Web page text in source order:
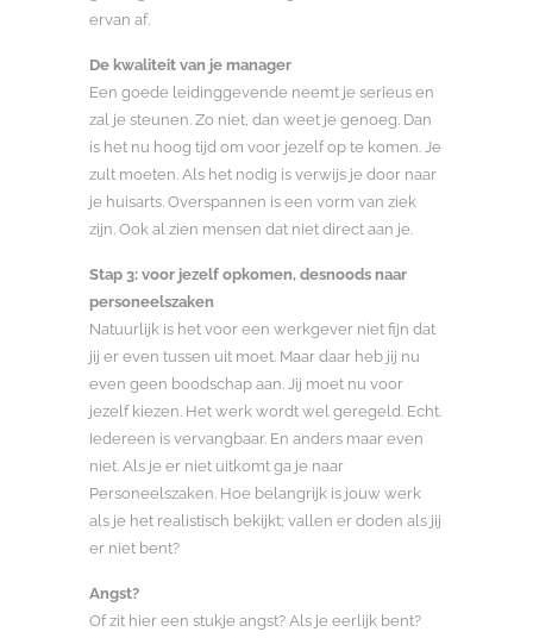
ervan af.
De kwaliteit van je manager
Een goede leidinggevende neemt je serieus en
zal je steunen. Zo niet, dan weet je genoeg. Dan
is het nu hoog tijd om voor jezelf op te komen. Je
zult moeten. Als het nodig is verwijs je door naar
je huisarts. Overspannen is een vorm van ziek
zijn. Ook al zien mensen dat niet direct aan je.
Stap 3: voor jezelf opkomen, desnoods naar
personeelszaken
Natuurlijk is het voor een werkgever niet fijn dat
jij er even tussen uit moet. Maar daar heb jij nu
even geen boodschap aan. Jij moet nu voor
jezelf kiezen. Het werk wordt wel geregeld. Echt.
Iedereen is vervangbaar. En anders maar even
niet. Als je er niet uitkomt ga je naar
Personeelszaken. Hoe belangrijk is jouw werk
als je het realistisch bekijkt; vallen er doden als jij
er niet bent?
Angst?
Of zit hier een stukje angst? Als je eerlijk bent?